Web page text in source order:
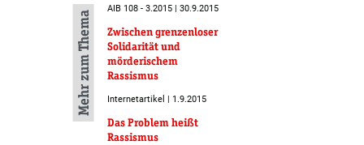
Mehr zum Thema
AIB 108 - 3.2015 | 30.9.2015
Zwischen grenzenloser
Solidarität und
mörderischem
Rassismus
Internetartikel | 1.9.2015
Das Problem heißt
Rassismus